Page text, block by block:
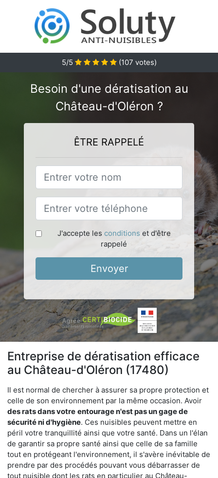
5/5 (107 votes)
Besoin d'une dératisation au
Château-d'Oléron ?
ÊTRE RAPPELÉ
J'accepte les conditions et d'être
rappelé
Envoyer
Entreprise de dératisation efficace
au Château-d'Oléron (17480)
Il est normal de chercher à assurer sa propre protection et
celle de son environnement par la même occasion. Avoir
des rats dans votre entourage n'est pas un gage de
sécurité ni d'hygiène. Ces nuisibles peuvent mettre en
péril votre tranquillité ainsi que votre santé. Dans un l'élan
de garantir sa propre santé ainsi que celle de sa famille
tout en protégeant l'environnement, il s'avère inévitable de
prendre par des procédés pouvant vous débarrasser de
tout nuisible dont les rats en particulier au Château-